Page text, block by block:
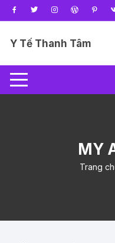
Chuyển
tới
dungY Tế Thanh Tâm
MY
Trang